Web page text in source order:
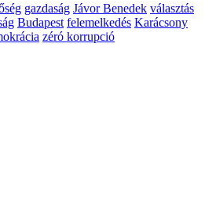
gazdaság Jávor Benedek választás
Budapest felemelkedés Karácsony
zéró korrupció